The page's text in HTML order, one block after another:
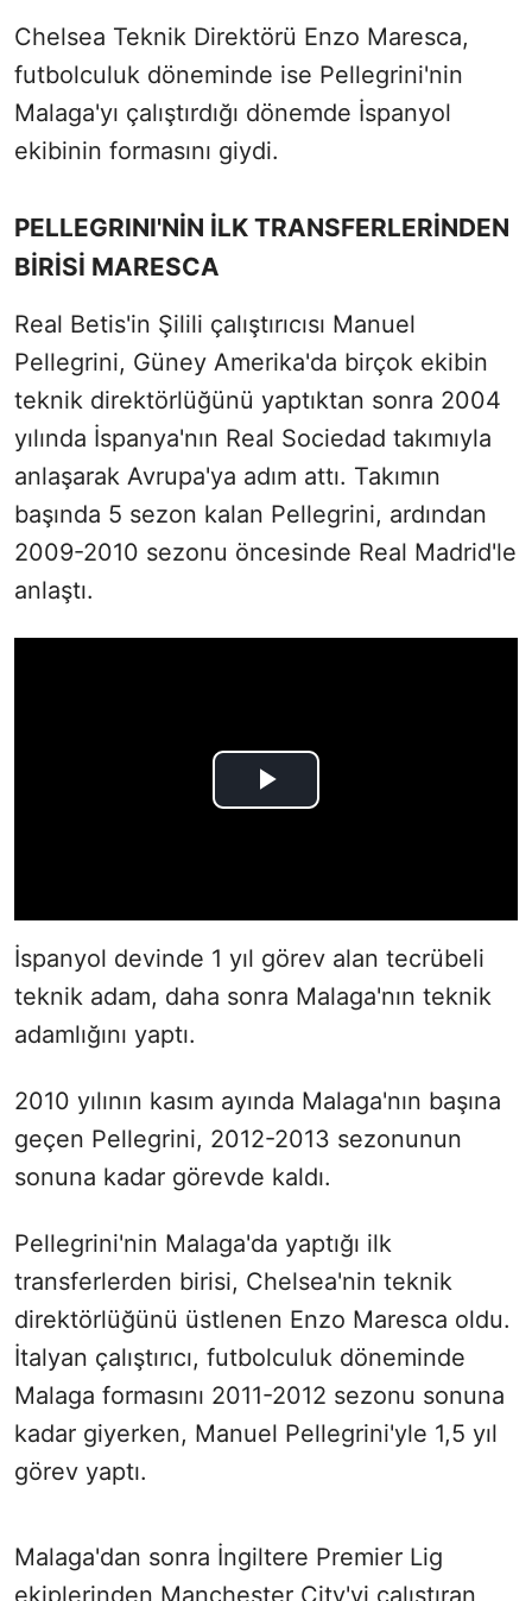
Chelsea Teknik Direktörü Enzo Maresca,
futbolculuk döneminde ise Pellegrini'nin
Malaga'yı çalıştırdığı dönemde İspanyol
ekibinin formasını giydi.
PELLEGRINI'NİN İLK TRANSFERLERİNDEN
BİRİSİ MARESCA
Real Betis'in Şilili çalıştırıcısı Manuel
Pellegrini, Güney Amerika'da birçok ekibin
teknik direktörlüğünü yaptıktan sonra 2004
yılında İspanya'nın Real Sociedad takımıyla
anlaşarak Avrupa'ya adım attı. Takımın
başında 5 sezon kalan Pellegrini, ardından
2009-2010 sezonu öncesinde Real Madrid'le
anlaştı.
İspanyol devinde 1 yıl görev alan tecrübeli
teknik adam, daha sonra Malaga'nın teknik
adamlığını yaptı.
2010 yılının kasım ayında Malaga'nın başına
geçen Pellegrini, 2012-2013 sezonunun
sonuna kadar görevde kaldı.
Pellegrini'nin Malaga'da yaptığı ilk
transferlerden birisi, Chelsea'nin teknik
direktörlüğünü üstlenen Enzo Maresca oldu.
İtalyan çalıştırıcı, futbolculuk döneminde
Malaga formasını 2011-2012 sezonu sonuna
kadar giyerken, Manuel Pellegrini'yle 1,5 yıl
görev yaptı.
Malaga'dan sonra İngiltere Premier Lig